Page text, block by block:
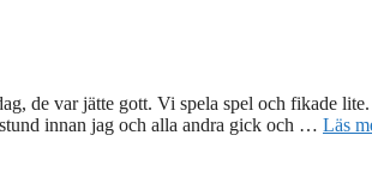
de var jätte gott. Vi spela spel och fikade
innan jag och alla andra gick och … Läs